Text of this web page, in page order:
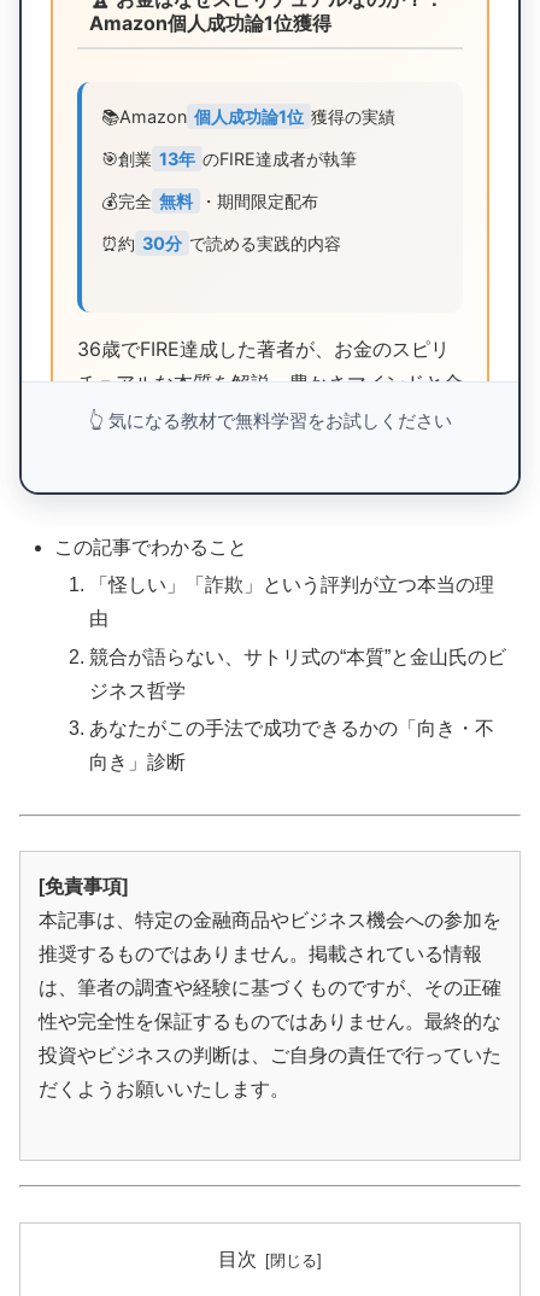
Amazon個人成功論1位獲得
📚Amazon 個人成功論1位 獲得の実績
🎯創業 13年 のFIRE達成者が執筆
💰完全 無料 ・期間限定配布
⏰約 30分 で読める実践的内容
36歳でFIRE達成した著者が、お金のスピリ
チュアルな本質を解説。豊かさマインドと金
運の法則を学び、経済的自由への第一歩を踏
無料電子書籍をダウンロード
💡 マイクロ教育ビジネスのススメ：1年で
FIRE実現の実録
⚡サラリーマンから 1年でFIRE 実現
🎓
経験
💰完全 無料 ・実録ベースの内容
📊 退職後 半年で10倍 の収入実現
「教える」スキルを活かしたWeb上のスク
👆 気になる教材で無料学習をお試しください
この記事でわかること
「怪しい」「詐欺」という評判が立つ本当の理
由
競合が語らない、サトリ式の“本質”と金山氏のビ
ジネス哲学
あなたがこの手法で成功できるかの「向き・不
向き」診断
[免責事項]
本記事は、特定の金融商品やビジネス機会への参加を
推奨するものではありません。掲載されている情報
は、筆者の調査や経験に基づくものですが、その正確
性や完全性を保証するものではありません。最終的な
投資やビジネスの判断は、ご自身の責任で行っていた
だくようお願いいたします。
目次